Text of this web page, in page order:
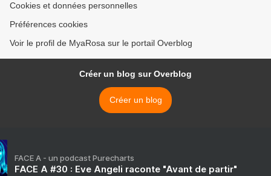
Cookies et données personnelles
Préférences cookies
Voir le profil de MyaRosa sur le portail Overblog
Créer un blog sur Overblog
Créer un blog
FACE A - un podcast Purecharts
FACE A #30 : Eve Angeli raconte "Avant de partir"